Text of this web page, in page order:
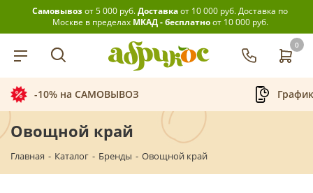
Самовывозот 5 000 руб.Доставкаот 10 000 руб.Доставка по
Москве в пределах МКАД - бесплатноот 10 000 руб.
0
-10% на САМОВЫВОЗ График
Овощной край
Главная - Каталог - Бренды - Овощной край